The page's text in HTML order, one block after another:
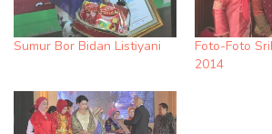
Sumur Bor Bidan Listiyani
Foto-Foto
2014